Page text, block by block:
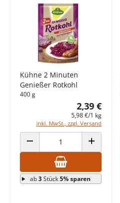
Kühne 2 Minuten
Genießer Rotkohl
400 g
2,39 €
5,98 €/1 kg
inkl. MwSt., zzgl. Versand
ANZAHL VERRINGERN ANZAHL
ab3Stück5% sparen